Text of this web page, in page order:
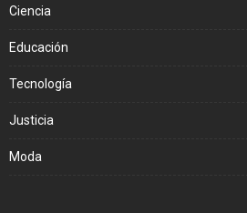
Ciencia
Educación
Tecnología
Justicia
Moda